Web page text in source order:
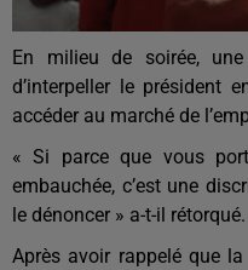
En milieu de soirée,
d’interpeller le président
accéder au marché de
«Si parce que vous
embauchée, c’est une
le dénoncer » a-t-il rétorqué.
Après avoir rappelé que